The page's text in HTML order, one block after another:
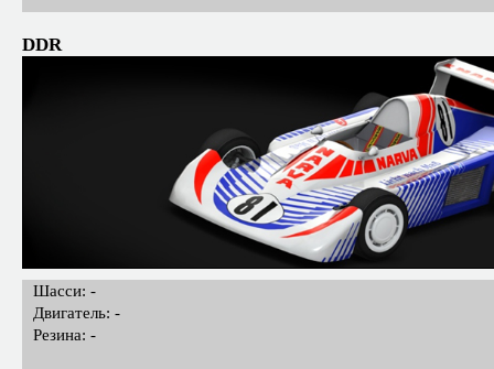
DDR
Шасси: -
Двигатель: -
Резина: -